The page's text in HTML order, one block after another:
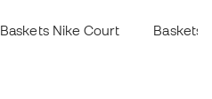
Baskets Nike Court Baskets